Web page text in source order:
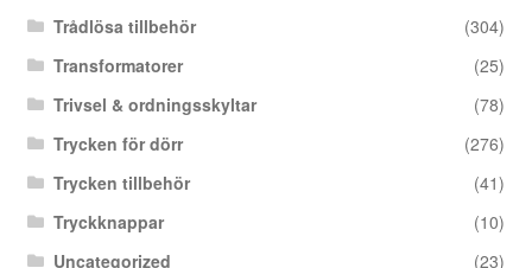
Trådlösa tillbehör
(304)
Transformatorer
(25)
Trivsel & ordningsskyltar
(78)
Trycken för dörr
(276)
Trycken tillbehör
(41)
Tryckknappar
(10)
Uncategorized
(23)